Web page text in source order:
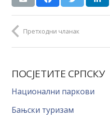
Претходни чланак
ПОСЈЕТИТЕ СРПСКУ
Национални паркови
Бањски туризам